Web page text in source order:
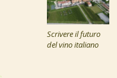
Scrivere il futuro
del vino italiano